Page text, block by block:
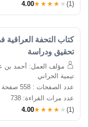
4.00★★★★★ (1)
تحقيق ودراسة
مؤلف العمل: أحمد بن
تيمية الحراني
عدد الصفحات : 558 صفحة
عدد مرات القراءة: 738
4.00★★★★★ (1)